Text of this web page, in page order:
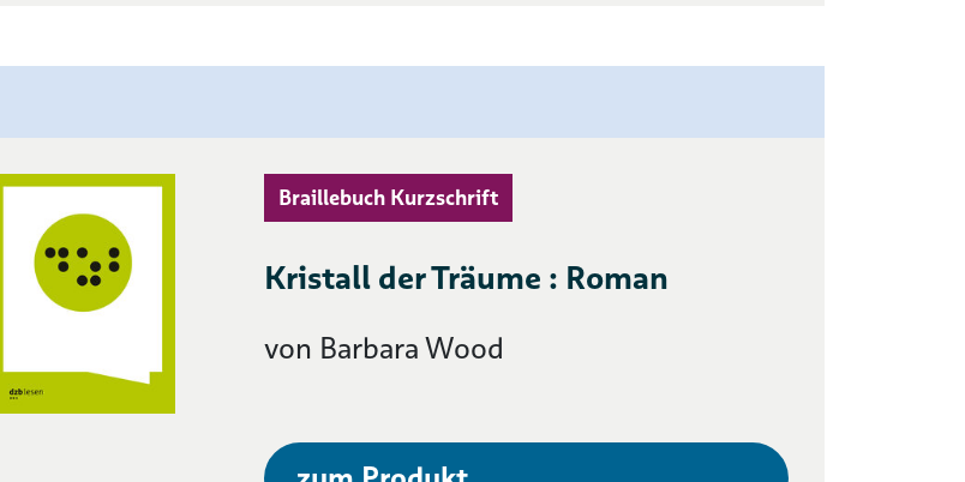
Braillebuch Kurzschrift
Kristall der Träume : Roman
von Barbara Wood